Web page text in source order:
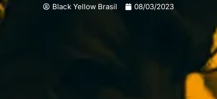
Black Yellow Brasil 08/03/2023